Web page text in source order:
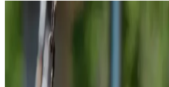
Evde Kolayca Hazırlanabilen
Sağlıklı Tatlı Tarifleri
Evde bulunan temel malzemelerle
tatlı tarifleri, farklı malzemelerle besleyici
sunuyor. Tatlı ihtiyacınızı dengeli şekilde